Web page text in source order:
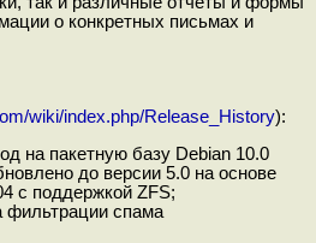
о конкретных письмах и
wiki/index.php/Release_History):
на пакетную базу Debian 10.0
до версии 5.0 на основе
с поддержкой ZFS;
спама